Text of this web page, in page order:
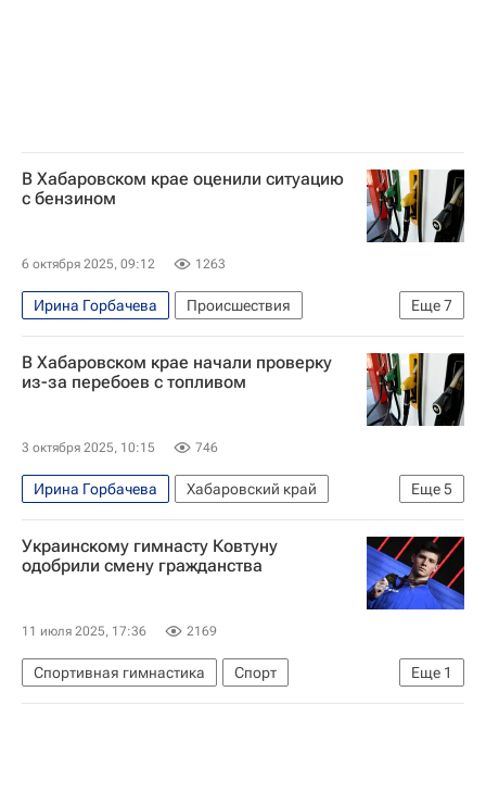
В Хабаровском крае оценили ситуацию
с бензином
6 октября 2025, 09:12 1263
Еще7
Ирина Горбачева
Происшествия
Хабаровский край
Верхнебуреинский район
Советская Гавань
Дмитрий Демешин
Министерство энергетики РФ (Минэнерго России)
АИ-92
АИ-95
В Хабаровском крае начали проверку
из-за перебоев с топливом
3 октября 2025, 10:15 746
Еще5
Ирина Горбачева
Хабаровский край
Верхнебуреинский район
Советская Гавань
Дмитрий Демешин
Общество
Украинскому гимнасту Ковтуну
одобрили смену гражданства
11 июля 2025, 17:36 2169
Еще 1
Спортивная гимнастика
Спорт
Международная федерация гимнастики (FIG)